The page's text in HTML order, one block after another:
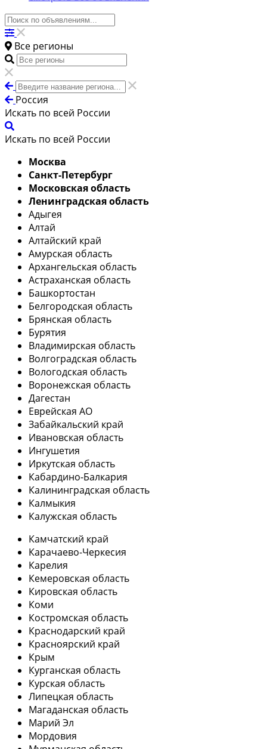
Все регионы
Россия
Искать по всей России
Искать по всей России
Москва
Санкт-Петербург
Московская область
Ленинградская область
Адыгея
Алтай
Алтайский край
Амурская область
Архангельская область
Астраханская область
Башкортостан
Белгородская область
Брянская область
Бурятия
Владимирская область
Волгоградская область
Вологодская область
Воронежская область
Дагестан
Еврейская АО
Забайкальский край
Ивановская область
Ингушетия
Иркутская область
Кабардино-Балкария
Калининградская область
Калмыкия
Калужская область
Камчатский край
Карачаево-Черкесия
Карелия
Кемеровская область
Кировская область
Коми
Костромская область
Краснодарский край
Красноярский край
Крым
Курганская область
Курская область
Липецкая область
Магаданская область
Марий Эл
Мордовия